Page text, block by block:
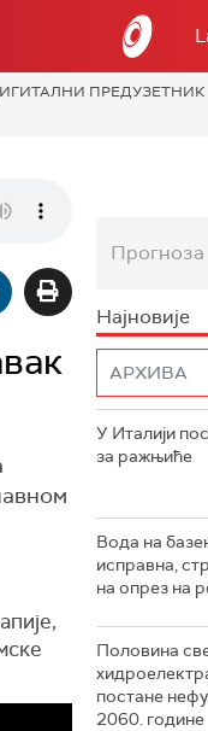
ПРЕДУЗЕТНИК
Прогноза
Најновије
У Италији
за ражњиће
Вода на
исправна,
на опрез на
Половина
постане
2060. године